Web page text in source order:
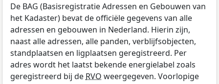
De BAG (Basisregistratie Adressen en Gebouwen van
het Kadaster) bevat de officiële gegevens van alle
adressen en gebouwen in Nederland. Hierin zijn,
naast alle adressen, alle panden, verblijfsobjecten,
standplaatsen en ligplaatsen geregistreerd. Per
adres wordt het laatst bekende energielabel zoals
geregistreerd bij de RVO weergegeven. Voorlopige